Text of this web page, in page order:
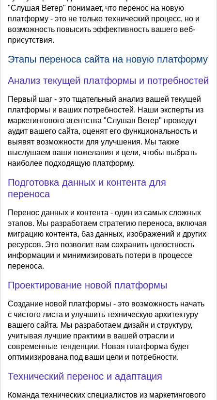
"Слушая Ветер" понимает, что перенос на новую
платформу - это не только технический процесс, но и
возможность повысить эффективность вашего веб-
присутствия.
Этапы переноса сайта на новую платформу
Анализ текущей платформы и потребностей
Первый шаг - это тщательный анализ вашей текущей
платформы и ваших потребностей. Наши эксперты из
маркетингового агентства "Слушая Ветер" проведут
аудит вашего сайта, оценят его функциональность и
выявят возможности для улучшения. Мы также
выслушаем ваши пожелания и цели, чтобы выбрать
наиболее подходящую платформу.
Подготовка данных и контента для
переноса
Перенос данных и контента - один из самых сложных
этапов. Мы разработаем стратегию переноса, включая
миграцию контента, баз данных, изображений и других
ресурсов. Это позволит вам сохранить целостность
информации и минимизировать потери в процессе
переноса.
Проектирование новой платформы
Создание новой платформы - это возможность начать
с чистого листа и улучшить техническую архитектуру
вашего сайта. Мы разработаем дизайн и структуру,
учитывая лучшие практики в вашей отрасли и
современные тенденции. Новая платформа будет
оптимизирована под ваши цели и потребности.
Технический перенос и адаптация
Команда технических специалистов из маркетингового